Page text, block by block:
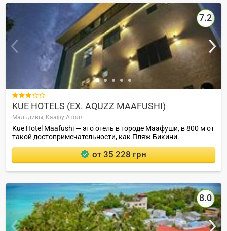
7.2

KUE HOTELS (EX. AQUZZ MAAFUSHI)
Мальдивы, Каафу Атолл
Kue Hotel Maafushi — это отель в городе Маафуши, в 800 м от
такой достопримечательности, как Пляж Бикини.
от 35 228 грн
8.0